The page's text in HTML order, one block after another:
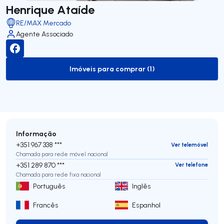
Henrique Ataíde
RE/MAX Mercado
Agente Associado
to-buy-listing
Imóveis para comprar (1)
Informação
+351 967 338 ***
Ver telemóvel
Chamada para rede móvel nacional
+351 289 870 ***
Ver telefone
Chamada para rede fixa nacional
Português Inglês
Francês Espanhol